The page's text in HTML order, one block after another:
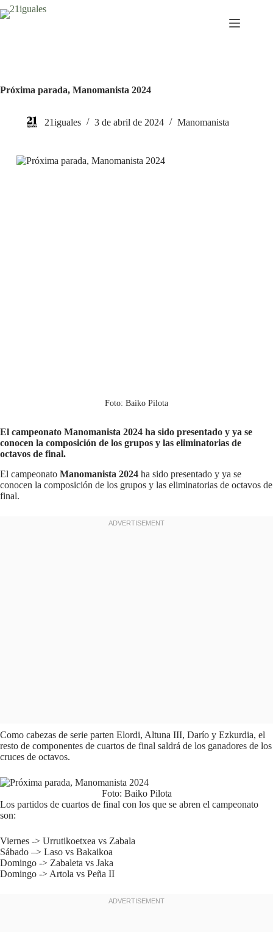
Saltar
al
Próxima parada, Manomanista 2024
21iguales 3 de abril de 2024 Manomanista
Foto: Baiko Pilota
El campeonato Manomanista 2024 ha sido presentado y ya se
conocen la composición de los grupos y las eliminatorias de
octavos de final.
El campeonato Manomanista 2024 ha sido presentado y ya se
conocen la composición de los grupos y las eliminatorias de octavos de
final.
Como cabezas de serie parten Elordi, Altuna III, Darío y Ezkurdia, el
resto de componentes de cuartos de final saldrá de los ganadores de los
cruces de octavos.
Foto: Baiko Pilota
Los partidos de cuartos de final con los que se abren el campeonato
son:
Viernes -> Urrutikoetxea vs Zabala
Sábado –> Laso vs Bakaikoa
Domingo -> Zabaleta vs Jaka
Domingo -> Artola vs Peña II